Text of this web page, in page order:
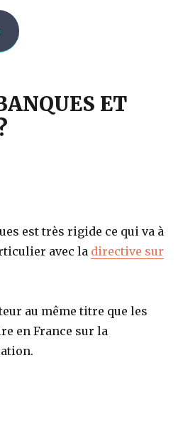
ET
est très rigide ce qui va à
avec la directive sur
au même titre que les
en France sur la